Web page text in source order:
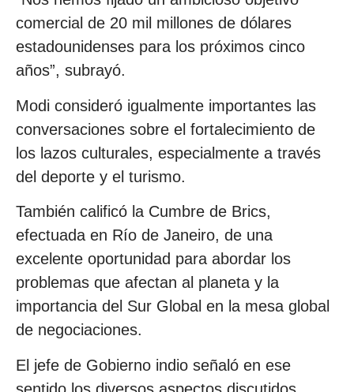
comercial de 20 mil millones de dólares
estadounidenses para los próximos cinco
años”, subrayó.
Modi consideró igualmente importantes las
conversaciones sobre el fortalecimiento de
los lazos culturales, especialmente a través
del deporte y el turismo.
También calificó la Cumbre de Brics,
efectuada en Río de Janeiro, de una
excelente oportunidad para abordar los
problemas que afectan al planeta y la
importancia del Sur Global en la mesa global
de negociaciones.
El jefe de Gobierno indio señaló en ese
sentido los diversos aspectos discutidos